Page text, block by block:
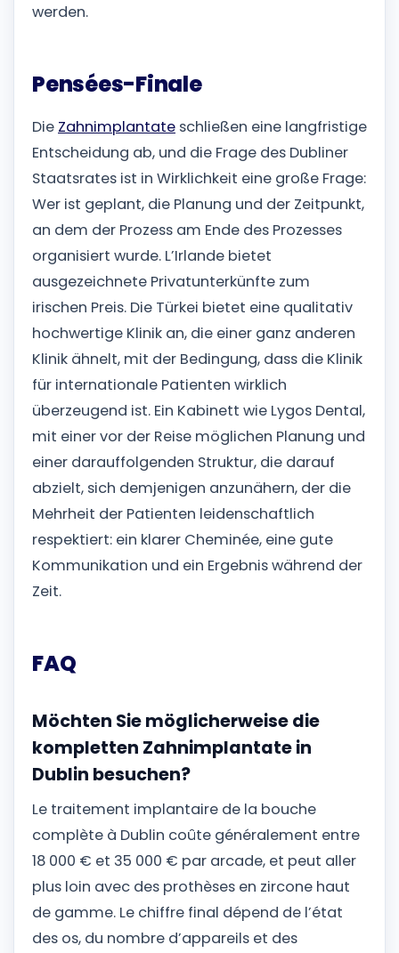
werden.
Pensées-Finale
Die Zahnimplantate schließen eine langfristige
Entscheidung ab, und die Frage des Dubliner
Staatsrates ist in Wirklichkeit eine große Frage:
Wer ist geplant, die Planung und der Zeitpunkt,
an dem der Prozess am Ende des Prozesses
organisiert wurde. L’Irlande bietet
ausgezeichnete Privatunterkünfte zum
irischen Preis. Die Türkei bietet eine qualitativ
hochwertige Klinik an, die einer ganz anderen
Klinik ähnelt, mit der Bedingung, dass die Klinik
für internationale Patienten wirklich
überzeugend ist. Ein Kabinett wie Lygos Dental,
mit einer vor der Reise möglichen Planung und
einer darauffolgenden Struktur, die darauf
abzielt, sich demjenigen anzunähern, der die
Mehrheit der Patienten leidenschaftlich
respektiert: ein klarer Cheminée, eine gute
Kommunikation und ein Ergebnis während der
Zeit.
FAQ
Möchten Sie möglicherweise die
kompletten Zahnimplantate in
Dublin besuchen?
Le traitement implantaire de la bouche
complète à Dublin coûte généralement entre
18 000 € et 35 000 € par arcade, et peut aller
plus loin avec des prothèses en zircone haut
de gamme. Le chiffre final dépend de l’état
des os, du nombre d’appareils et des